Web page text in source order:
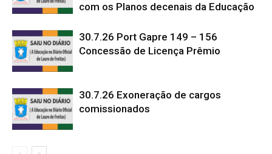
com os Planos decenais da Educação
30.7.26 Port Gapre 149 – 156
Concessão de Licença Prêmio
30.7.26 Exoneração de cargos
comissionados